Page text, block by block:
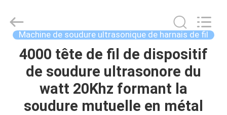
MAISON
PRODUITS
Automation
Equipment
Co.,Ltd.
Reserved.
Machine de soudure ultrasonique de harnais de fil
4000 tête de fil de dispositif
de soudure ultrasonore du
watt 20Khz formant la
soudure mutuelle en métal